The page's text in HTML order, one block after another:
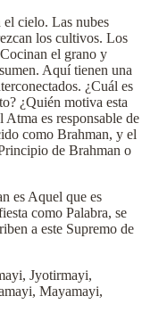
el cielo. Las nubes
los cultivos. Los
el grano y
Aquí tienen una
¿Cuál es
¿Quién motiva esta
Atma es responsable de
como Brahman, y el
de Brahman o
es Aquel que es
como Palabra, se
a este Supremo de
Jyotirmayi,
Mayamayi,